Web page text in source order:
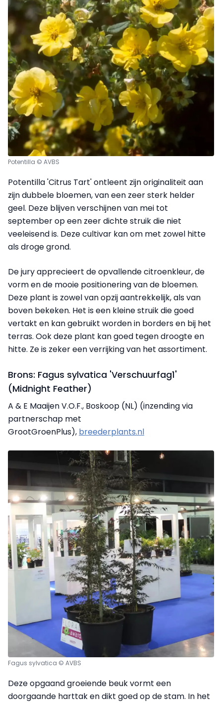
Potentilla © AVBS
Potentilla 'Citrus Tart' ontleent zijn originaliteit aan
zijn dubbele bloemen, van een zeer sterk helder
geel. Deze blijven verschijnen van mei tot
september op een zeer dichte struik die niet
veeleisend is. Deze cultivar kan om met zowel hitte
als droge grond.
De jury apprecieert de opvallende citroenkleur, de
vorm en de mooie positionering van de bloemen.
Deze plant is zowel van opzij aantrekkelijk, als van
boven bekeken. Het is een kleine struik die goed
vertakt en kan gebruikt worden in borders en bij het
terras. Ook deze plant kan goed tegen droogte en
hitte. Ze is zeker een verrijking van het assortiment.
Brons: Fagus sylvatica 'Verschuurfag1'
(Midnight Feather)
A & E Maaijen V.O.F., Boskoop (NL) (inzending via
partnerschap met
GrootGroenPlus), breederplants.nl
Fagus sylvatica © AVBS
Deze opgaand groeiende beuk vormt een
doorgaande harttak en dikt goed op de stam. In het